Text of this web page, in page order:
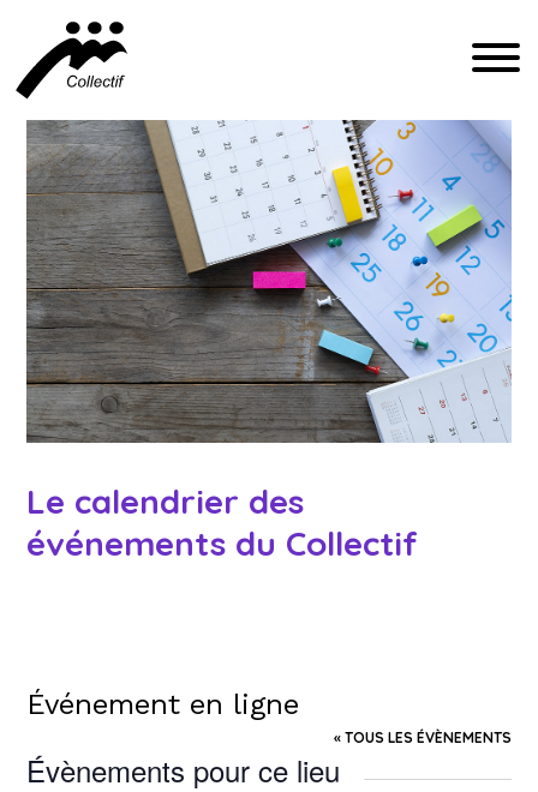
FRANÇAIS
ENGLISH
ESPAÑOL
INFO@CFIQ.CA
(514) 279-4246
Le calendrier des
événements du Collectif
Événement en ligne
« TOUS LES ÉVÈNEMENTS
Évènements pour ce lieu